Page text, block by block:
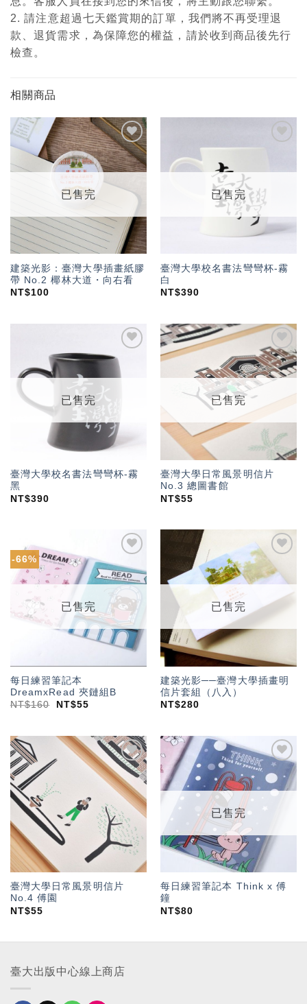
2. 請注意超過七天鑑賞期的訂單，我們將不再受理退
款、退貨需求，為保障您的權益，請於收到商品後先行
檢查。
相關商品
加入
「願
望輕
已售完
建築光影：臺灣大學插畫紙膠
帶 No.2 椰林大道・向右看
NT$100
望輕
已售完
臺灣大學校名書法彎彎杯-霧
白
NT$390
已售完
臺灣大學校名書法彎彎杯-霧
黑
NT$390
加入
「願
望輕
已售完
臺灣大學日常風景明信片
No.3 總圖書館
NT$55
-66%
加入
「願
望輕
已售完
每日練習筆記本
DreamxRead 夾鏈組B
NT$160 NT$55
加入
「願
望輕
單」
已售完
建築光影──臺灣大學插畫明
信片套組（八入）
NT$280
加入
「願
望輕
單」
臺灣大學日常風景明信片
No.4 傅園
NT$55
「願
望輕
已售完
每日練習筆記本 Think x 傅
鐘
NT$80
臺大出版中心線上商店